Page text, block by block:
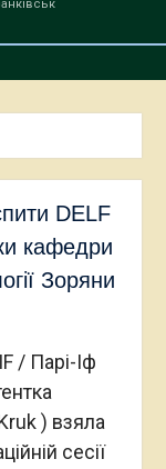
DELF
кафедри
Зоряни
/ Парі-Іф
) взяла
сесії